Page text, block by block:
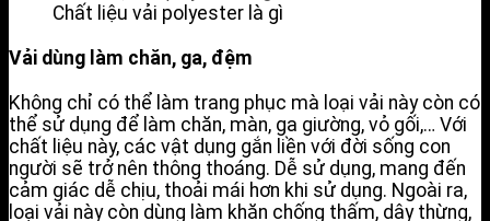
Chất liệu vải polyester là gì
Vải dùng làm chăn, ga, đệm
Không chỉ có thể làm trang phục mà loại vải này còn có
thể sử dụng để làm chăn, màn, ga giường, vỏ gối,… Với
chất liệu này, các vật dụng gắn liền với đời sống con
người sẽ trở nên thông thoáng. Dễ sử dụng, mang đến
cảm giác dễ chịu, thoải mái hơn khi sử dụng. Ngoài ra,
loại vải này còn dùng làm khăn chống thấm, dây thừng,